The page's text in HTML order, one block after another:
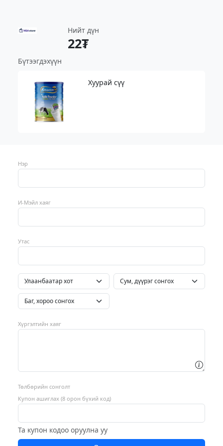
Нийт дүн
22₮
Бүтээгдэхүүн
Хуурай сүү
Нэр
И-Мэйл хаяг
Утас
Хүргэлтийн хаяг
Төлбөрийн сонголт
Купон ашиглах (8 орон бүхий код)
Та купон кодоо оруулна уу